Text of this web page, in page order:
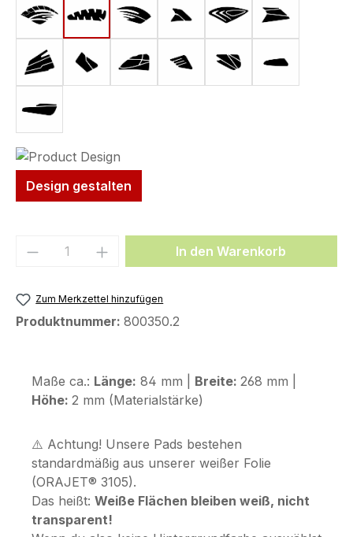
Form 1 (250 x 125 mm)
Form 2 (268 x 84 mm)
Form 3 (230 x 115 mm)
Form 6 (140 x 90 mm)
Form 16 (164 x 107
Form 22
Form 24 (199 x 165,5 mm)
Form 27 (149 x 134 mm)
Form 32 (207 x 110 mm)
Form 33 (150 x 95 mm)
Form 34 (165 x 103
Form 35
Form 53 (232 x 78 mm)
Design gestalten
Produkt Anzahl: Gib denIn den Warenkorb
Zum Merkzettel hinzufügen
Produktnummer: 800350.2
Maße ca.: Länge: 84 mm | Breite: 268 mm |
Höhe: 2 mm (Materialstärke)
⚠️ Achtung! Unsere Pads bestehen
standardmäßig aus unserer weißer Folie
(ORAJET® 3105).
Das heißt: Weiße Flächen bleiben weiß, nicht
transparent!